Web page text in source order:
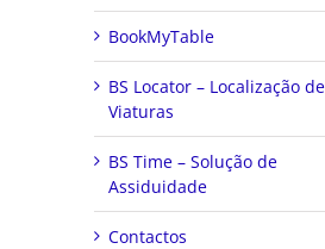
BookMyTable
BS Locator – Localização de
Viaturas
BS Time – Solução de
Assiduidade
Contactos